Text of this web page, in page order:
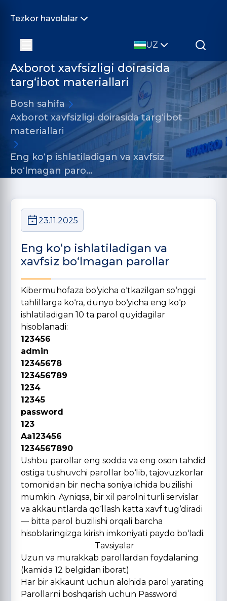
Tezkor havolalar
UZ
Axborot xavfsizligi doirasida
targ‘ibot materiallari
Bosh sahifa
Axborot xavfsizligi doirasida targ‘ibot
materiallari
Eng ko‘p ishlatiladigan va xavfsiz
bo‘lmagan paro…
23.11.2025
Eng ko‘p ishlatiladigan va
xavfsiz bo‘lmagan parollar
Kibermuhofaza bo‘yicha o‘tkazilgan so‘nggi
tahlillarga ko‘ra, dunyo bo‘yicha eng ko‘p
ishlatiladigan 10 ta parol quyidagilar
hisoblanadi:
123456
admin
12345678
123456789
1234
12345
password
123
Aa123456
1234567890
Ushbu parollar eng sodda va eng oson tahdid
ostiga tushuvchi parollar bo‘lib, tajovuzkorlar
tomonidan bir necha soniya ichida buzilishi
mumkin. Ayniqsa, bir xil parolni turli servislar
va akkauntlarda qo‘llash katta xavf tug‘diradi
— bitta parol buzilishi orqali barcha
hisoblaringizga kirish imkoniyati paydo bo‘ladi.
Tavsiyalar
Uzun va murakkab parollardan foydalaning
(kamida 12 belgidan iborat)
Har bir akkaunt uchun alohida parol yarating
Parollarni boshqarish uchun Password